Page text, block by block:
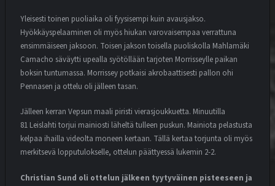
Yleisesti toinen puoliaika oli fyysisempi kuin avausjakso.
Hyökkäyspelaaminen oli myös hiukan varovaisempaa verrattuna
ensimmäiseen jaksoon. Toisen jakson toisella puoliskolla Mahlamäki
Camacho säväytti upealla syötöllään tarjoten Morrisseylle paikan
boksin tuntumassa. Morrissey potkaisi akrobaattisesti pallon ohi
Pennasen ja ottelu oli jälleen tasan.
Jälleen kerran Vepsun maali piristi vierasjoukkuetta. Minuutilla
81 Leislahti torjui mainiosti läheltä tulleen puskun. Mainiota pelastusta
kelpaa ihailla videolta moneen kertaan. Tällä kertaa torjunta oli myös
merkitsevä lopputulokselle, ottelun päättyessä lukemin 2-2.
Christian Sund oli ottelun jälkeen tyytyväinen pisteeseen ja